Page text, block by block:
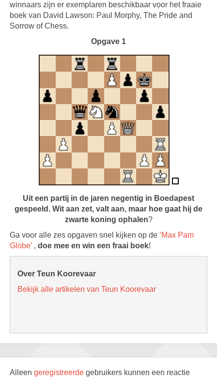
winnaars zijn er exemplaren beschikbaar voor het fraaie
boek van David Lawson: Paul Morphy, The Pride and
Sorrow of Chess.
Opgave 1
Uit een partij in de jaren negentig in Boedapest
gespeeld. Wit aan zet, valt aan, maar hoe gaat hij de
zwarte koning ophalen?
Ga voor alle zes opgaven snel kijken op de ’Max Pam
Globe’ , doe mee en win een fraai boek!
Over Teun Koorevaar
Bekijk alle artikelen van Teun Koorevaar
Alleen geregistreerde gebruikers kunnen een reactie